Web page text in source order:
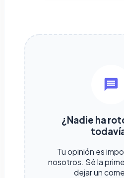
¿Nadie ha
Tu opinión es
nosotros. Sé la
dejar un